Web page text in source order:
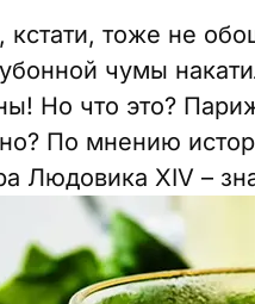
тоже не
чумы
Но что это?
По мнению
Людовика XIV –